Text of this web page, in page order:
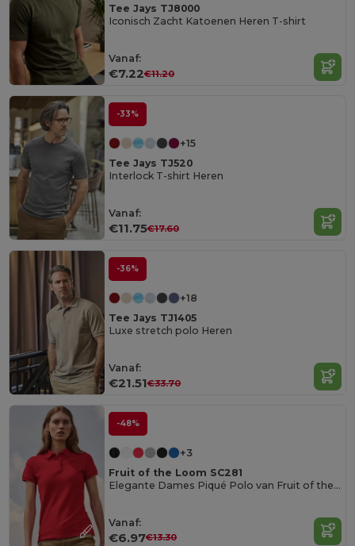
Tee Jays TJ8000
Iconisch Zacht Katoenen Heren T-shirt
Vanaf:
€7.22€11.20
-33%
+15
Tee Jays TJ520
Interlock T-shirt Heren
Vanaf:
€11.75€17.60
-36%
+18
Tee Jays TJ1405
Luxe stretch polo Heren
Vanaf:
€21.51€33.70
-48%
+3
Fruit of the Loom SC281
Elegante Dames Piqué Polo van Fruit of the Loom
Vanaf:
€6.97€13.30